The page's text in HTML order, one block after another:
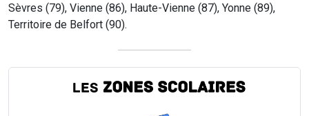
Sèvres (79), Vienne (86), Haute-Vienne (87), Yonne (89),
Territoire de Belfort (90).